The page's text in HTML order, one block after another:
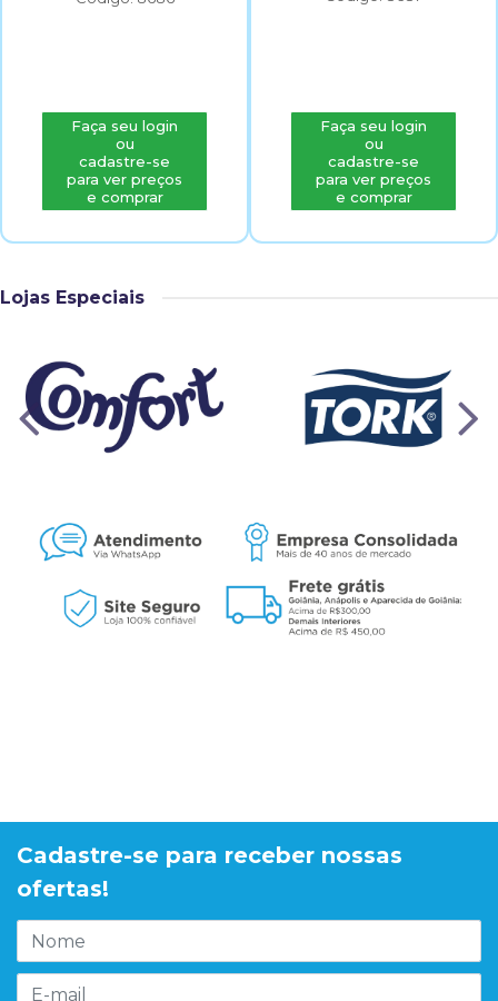
Faça seu login
ou
cadastre-se
para ver preços
e comprar
Faça seu login
ou
cadastre-se
para ver preços
e comprar
Lojas Especiais
Cadastre-se para receber nossas
ofertas!